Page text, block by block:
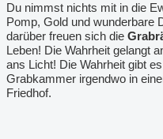
Du nimmst nichts mit in die
Pomp, Gold und wunderbare
darüber freuen sich die
Leben! Die Wahrheit gelangt
ans Licht! Die Wahrheit gibt
Grabkammer irgendwo in
Friedhof.